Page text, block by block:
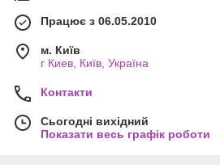
Працює з 06.05.2010
м. Київ
г Киев, Київ, Україна
Контакти
Сьогодні вихідний
Показати весь графік роботи